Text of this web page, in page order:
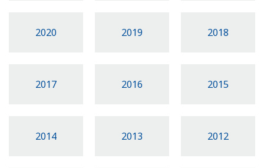
2020 2019 2018
2017 2016 2015
2014 2013 2012